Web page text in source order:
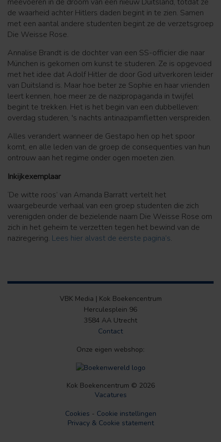
de waarheid achter Hitlers daden begint in te zien. Samen
met een aantal andere studenten begint ze de verzetsgroep
Die Weisse Rose.
Annalise Brandt is de dochter van een SS-officier die naar
München is gekomen om kunst te studeren. Ze is opgevoed
met het idee dat Adolf Hitler de door God uitverkoren leider
van Duitsland is. Maar hoe beter ze Sophie en haar vrienden
leert kennen, hoe meer ze de nazipropaganda in twijfel
begint te trekken. Het is het begin van een dubbelleven:
overdag studeren, 's nachts antinazipamfletten verspreiden.
Alles verandert wanneer de Gestapo hen op het spoor
komt, en alle leden van de groep de consequenties van hun
ontrouw aan het regime onder ogen moeten zien.
Inkijkexemplaar
‘De witte roos’ van Amanda Barratt vertelt het
waargebeurde verhaal van een groep studenten die zich
verenigden onder de bezielende naam Die Weisse Rose om
zich in het geheim te verzetten tegen het bewind van de
naziregering. Lees hier alvast de eerste pagina’s.
VBK Media | Kok Boekencentrum
Herculesplein 96
3584 AA Utrecht
Contact
Onze eigen webshop:
Kok Boekencentrum © 2026
Vacatures
Cookies - Cookie instellingen
Privacy & Cookie statement